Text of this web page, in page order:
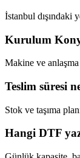
İstanbul dışındaki
Kurulum
Makine ve
Teslim süresi
Stok ve taşıma
Hangi DTF